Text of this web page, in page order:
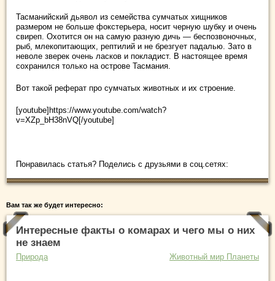
Тасманийский дьявол из семейства сумчатых хищников
размером не больше фокстерьера, носит черную шубку и очень
свиреп. Охотится он на самую разную дичь — беспозвоночных,
рыб, млекопитающих, рептилий и не брезгует падалью. Зато в
неволе зверек очень ласков и покладист. В настоящее время
сохранился только на острове Тасмания.
Вот такой реферат про сумчатых животных и их строение.
[youtube]https://www.youtube.com/watch?
v=XZp_bH38nVQ[/youtube]
Понравилась статья? Поделись с друзьями в соц.сетях:
Вам так же будет интересно:
Интересные факты о комарах и чего мы о них
не знаем
Природа Животный мир Планеты